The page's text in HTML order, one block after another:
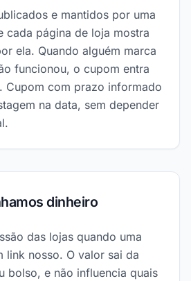
e mantidos por uma
cada página de loja mostra
ela. Quando alguém marca
funcionou, o cupom entra
Cupom com prazo informado
na data, sem depender
dinheiro
das lojas quando uma
link nosso. O valor sai da
bolso, e não influencia quais